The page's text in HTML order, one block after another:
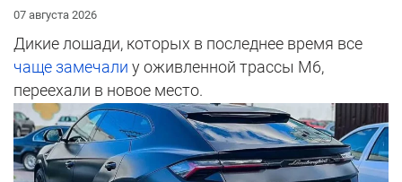
07 августа 2026
Дикие лошади, которых в последнее время все
чаще замечали у оживленной трассы М6,
переехали в новое место.